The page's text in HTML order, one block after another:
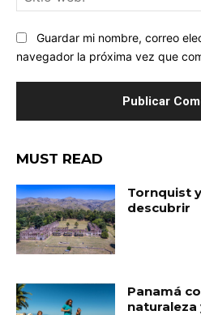
Guardar mi nombre, correo
navegador la próxima vez que
MUST READ
Tornquist
descubrir
Panamá
naturaleza